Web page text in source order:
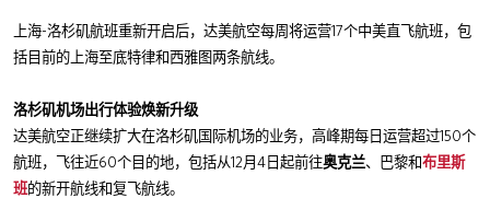
上海-洛杉矶航班重新开启后，达美航空每周将运营17个中美直飞航班，包
括目前的上海至底特律和西雅图两条航线。
洛杉矶机场出行体验焕新升级
达美航空正继续扩大在洛杉矶国际机场的业务，高峰期每日运营超过150个
航班，飞往近60个目的地，包括从12 月 4 日起前往奥克兰、巴黎和布里斯
班的新开航线和复飞航线。